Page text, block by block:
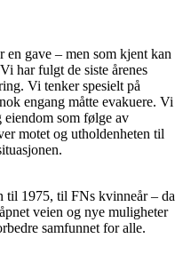
en gave – men som kjent kan
har fulgt de siste årenes
Vi tenker spesielt på
engang måtte evakuere. Vi
eiendom som følge av
motet og utholdenheten til
til 1975, til FNs kvinneår – da
veien og nye muligheter
samfunnet for alle.